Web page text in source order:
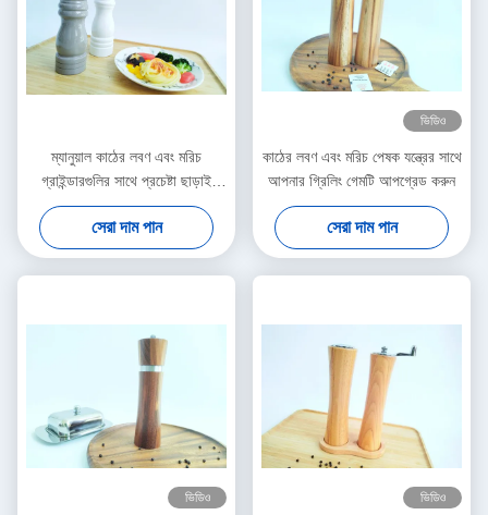
ম্যানুয়াল কাঠের লবণ এবং মরিচ
গ্রাইন্ডারগুলির সাথে প্রচেষ্টা ছাড়াই
গ্রাইন্ডিং 5x16.3 সেমি আকার
সেরা দাম পান
ভিডিও
কাঠের লবণ এবং মরিচ পেষক যন্ত্রের সাথে
আপনার গ্রিলিং গেমটি আপগ্রেড করুন
সেরা দাম পান
ভিডিও ভিডিও